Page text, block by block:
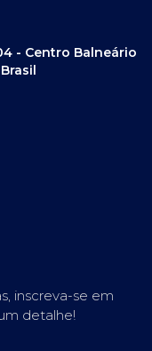
- Centro Balneário
inscreva-se em
detalhe!